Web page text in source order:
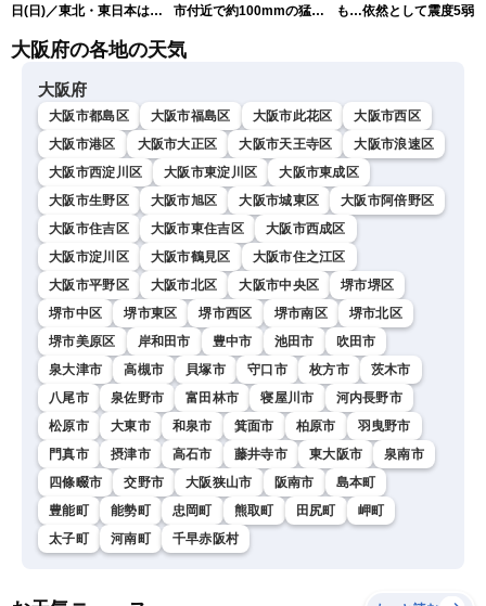
日(日)／東北・東日本は急
ュースLiVEアフタヌーン・
市付近で約100mmの猛烈
も…依然として震度5弱警
大阪府の各地の天気
大阪府
大阪市都島区 大阪市福島区 大阪市此花区
大阪市西区
大阪市港区
大阪市大正区 大阪市天王寺区
大阪市浪速区
大阪市西淀川区
大阪市東淀川区
大阪市東成区
大阪市生野区
大阪市旭区 大阪市城東区
大阪市阿倍野区
大阪市住吉区
大阪市東住吉区
大阪市西成区
大阪市淀川区
大阪市鶴見区
大阪市住之江区
大阪市平野区
大阪市北区 大阪市中央区
堺市堺区
堺市中区
堺市東区 堺市西区 堺市南区
堺市北区
堺市美原区
岸和田市 豊中市 池田市
吹田市
泉大津市
高槻市 貝塚市 守口市 枚方市
茨木市
八尾市
泉佐野市 富田林市 寝屋川市
河内長野市
松原市
大東市 和泉市 箕面市 柏原市
羽曳野市
門真市
摂津市 高石市 藤井寺市 東大阪市
泉南市
四條畷市
交野市 大阪狭山市 阪南市
島本町
豊能町
能勢町 忠岡町 熊取町 田尻町
岬町
太子町
河南町 千早赤阪村